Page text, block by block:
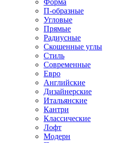
Форма
П-образные
Угловые
Прямые
Радиусные
Скошенные углы
Стиль
Современные
Евро
Английские
Дизайнерские
Итальянские
Кантри
Классические
Лофт
Модерн